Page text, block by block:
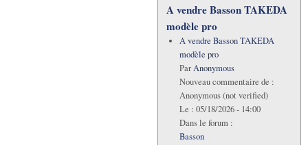
A vendre Basson TAKEDA
modèle pro
A vendre Basson TAKEDA
modèle pro
ParAnonymous
Nouveau commentaire de :
Anonymous (not verified)
Le : 05/18/2026 - 14:00
Dans le forum :
Basson